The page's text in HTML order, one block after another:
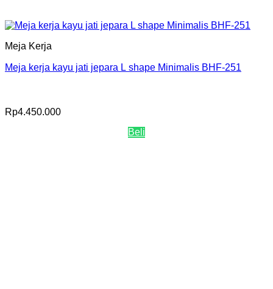
Meja Kerja
Meja kerja kayu jati jepara L shape Minimalis BHF-251
Rp4.450.000
Beli